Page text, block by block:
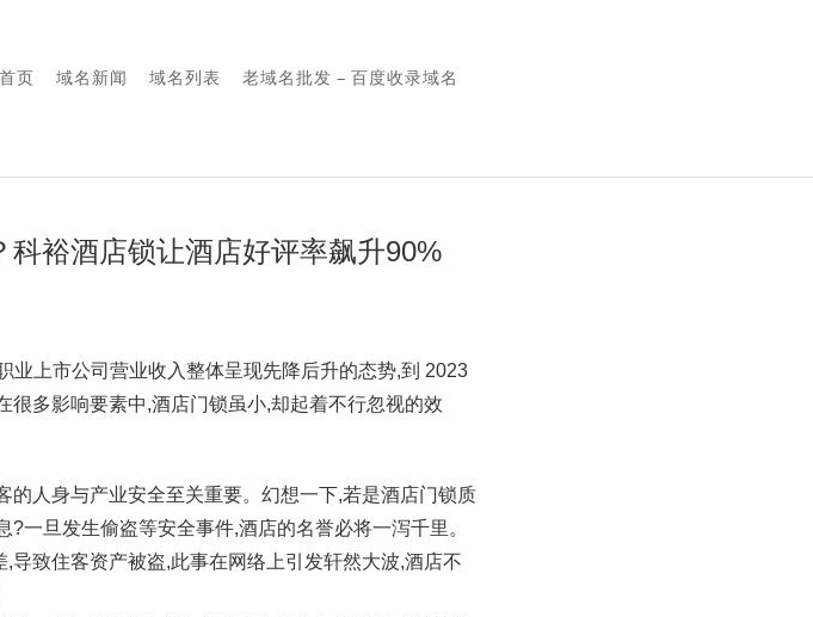
首页 域名新闻 域名列表 老域名批发 – 百度收录域名
裕酒店锁让酒店好评率飙升90%
业上市公司营业收入整体呈现先降后升的态势,到 2023
多影响要素中,酒店门锁虽小,却起着不行忽视的效
的人身与产业安全至关重要。幻想一下,若是酒店门锁质
一旦发生偷盗等安全事件,酒店的名誉必将一泻千里。
致住客资产被盗,此事在网络上引发轩然大波,酒店不